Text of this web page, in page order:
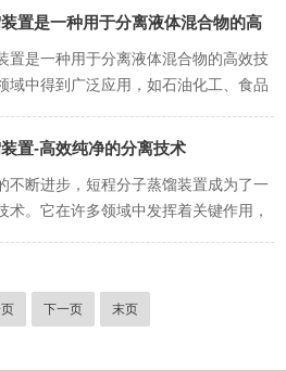
压或者负压的情况下进行搅拌反应。这
质（比如：冷冻液、加热水或者加热油
拌来做循环反应实现加热或者冷却作
应...
置是一种用于分离液体混合物的高
置是一种用于分离液体混合物的高效技
域中得到广泛应用，如石油化工、食品
物的分离。在装置中，液体混合物首先
器和冷凝器，形成多级分离系统。当混
置-高效纯净的分离技术
不断进步，短程分子蒸馏装置成为了一
术。它在许多领域中发挥着关键作用，
装置有着更小的体积和更高的效率。它
和操作原理，使得分离过程更加迅速、
页 下一页 末页